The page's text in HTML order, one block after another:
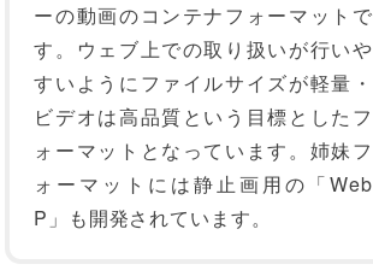
ーの動画のコンテナフォーマットで
す。ウェブ上での取り扱いが行いや
すいようにファイルサイズが軽量・
ビデオは高品質という目標としたフ
ォーマットとなっています。姉妹フ
ォーマットには静止画用の「Web
P」も開発されています。